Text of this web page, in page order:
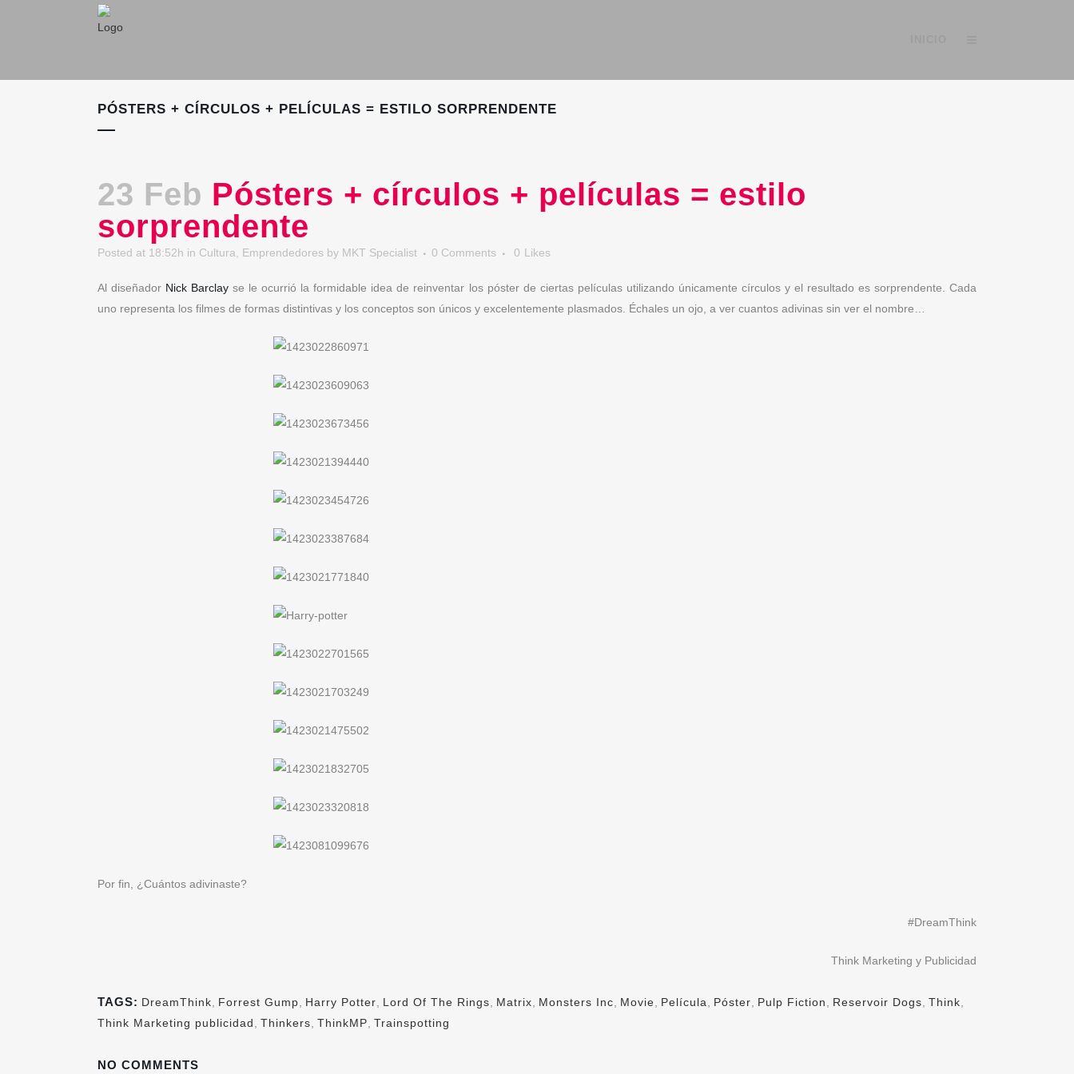
PÓSTERS + CÍRCULOS + PELÍCULAS = ESTILO SORPRENDENTE
23 Feb Pósters + círculos + películas = estilo
sorprendente
Posted at 18:52h in Cultura Emprendedores by MKT Specialist 0 Comments 0 Likes
Al diseñador Nick Barclay se le ocurrió la formidable idea de reinventar los póster de ciertas películas utilizando únicamente círculos y el resultado es sorprendente. Cada
uno representa los filmes de formas distintivas y los conceptos son únicos y excelentemente plasmados. Échales un ojo, a ver cuantos adivinas sin ver el nombre…
Por fin, ¿Cuántos adivinaste?
#DreamThink
Think Marketing y Publicidad
TAGS: DreamThink Forrest Gump Harry Potter Lord Of The Rings Matrix Monsters Inc Movie Película Póster Pulp Fiction Reservoir Dogs Think
Think Marketing publicidad
Thinkers ThinkMP Trainspotting
NO COMMENTS